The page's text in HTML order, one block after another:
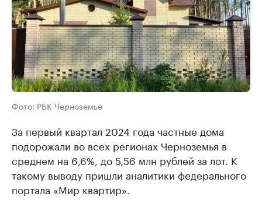
Фото: РБК Черноземье
За первый квартал 2024 года частные дома
подорожали во всех регионах Черноземья в
среднем на 6,6%, до 5,56 млн рублей за лот. К
такому выводу пришли аналитики федерального
портала «Мир квартир».